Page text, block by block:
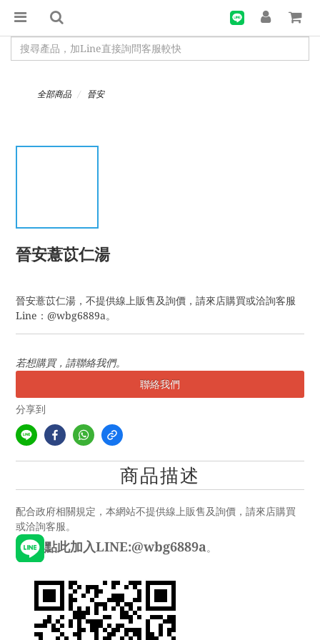
全部商品 晉安
晉安薏苡仁湯
晉安薏苡仁湯，不提供線上販售及詢價，請來店購買或洽詢客服
Line：@wbg6889a。
若想購買，請聯絡我們。
聯絡我們
分享到
商品描述
配合政府相關規定，本網站不提供線上販售及詢價，請來店購買
或洽詢客服。
點此加入LINE:@wbg6889a。